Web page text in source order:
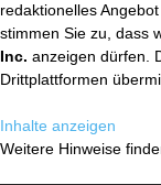
redaktionelles
stimmen Sie zu, dass
Inc. anzeigen dürfen.
Drittplattformen
Inhalte anzeigen
Weitere Hinweise